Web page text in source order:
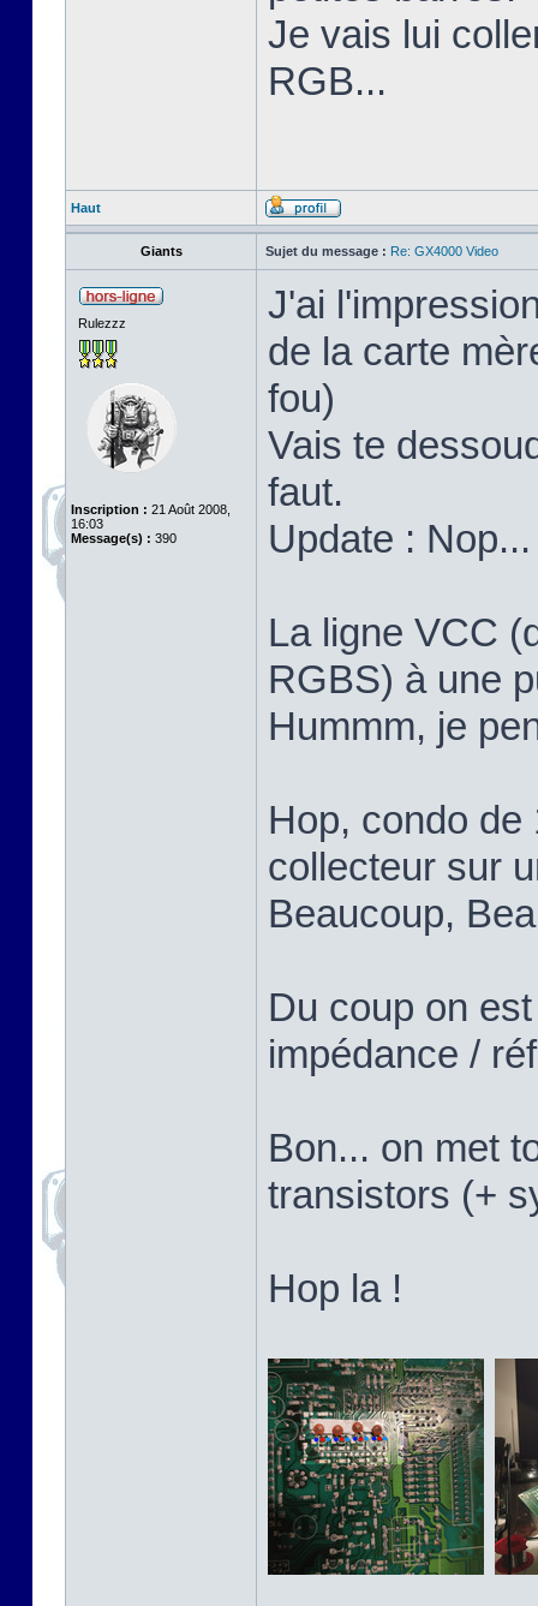
Je vais lui
RGB...
Haut
Giants Sujet du message : Re: GX4000 Video
Rulezzz
Inscription : 21 Août 2008,
16:03
Message(s) : 390
J'ai
de la carte
fou)
Vais te
faut.
Update :
La ligne VCC
RGBS) à une
Hummm, je
Hop, condo de
collecteur sur
Beaucoup,
Du coup on
impédance /
Bon... on met
transistors (+
Hop la !